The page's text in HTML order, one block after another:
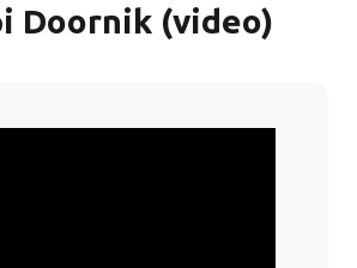
Doornik (video)